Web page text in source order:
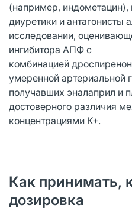
(например,
диуретики и антагонисты
исследовании,
ингибитора АПФ с
комбинацией
умеренной артериальной
получавших эналаприл и
достоверного различия
концентрациями К+.
Как принимать,
дозировка